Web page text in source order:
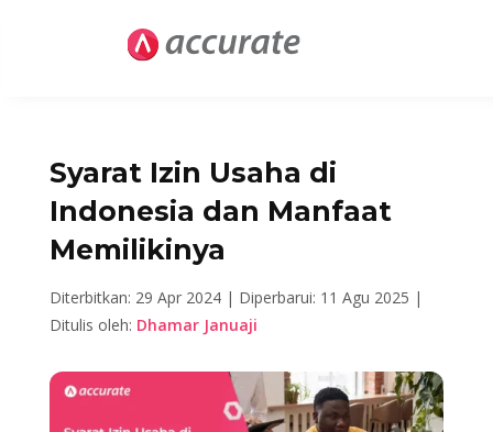
Syarat Izin Usaha di
Indonesia dan Manfaat
Memilikinya
Diterbitkan: 29 Apr 2024 | Diperbarui: 11 Agu 2025 |
Ditulis oleh: Dhamar Januaji